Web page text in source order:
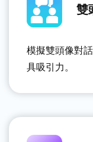
雙
模擬雙頭像對
具吸引力。